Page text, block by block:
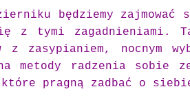
będziemy
z tymi zagadnieniami.
z zasypianiem, nocnym
metody radzenia sobie
pragną zadbać o